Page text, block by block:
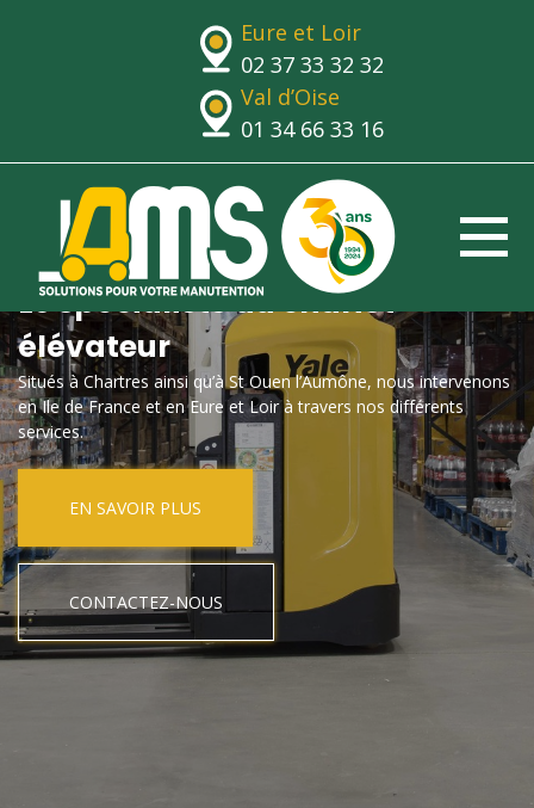
Eure et Loir
02 37 33 32 32
Val d’Oise
01 34 66 33 16
Le spécialiste du chariot
élévateur
Situés à Chartres ainsi qu’à St Ouen l’Aumône, nous intervenons
en Ile de France et en Eure et Loir à travers nos différents
services.
EN SAVOIR PLUS
CONTACTEZ-NOUS